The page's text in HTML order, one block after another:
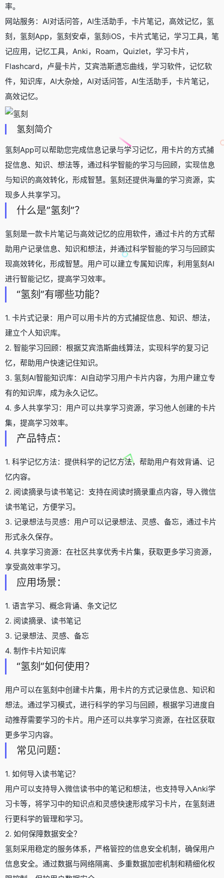
率。
网站服务：AI对话问答，AI生活助手，卡片笔记，高效记忆，氢
刻，氢刻App，氢刻安卓，氢刻iOS，卡片式笔记，学习工具，笔
记应用，记忆工具，Anki，Roam，Quizlet，学习卡片，
Flashcard，卢曼卡片，艾宾浩斯遗忘曲线，学习软件，记忆软
件，知识库，AI大杂烩，AI对话问答，AI生活助手，卡片笔记，
高效记忆。
氢刻简介
氢刻App可以帮助您完成信息记录与学习记忆，用卡片的方式捕
捉信息、知识、想法等，通过科学智能的学习与回顾，实现信息
与知识的高效转化，形成智慧。氢刻还提供海量的学习资源，实
现多人共享学习。
什么是”氢刻”？
氢刻是一款卡片笔记与高效记忆的应用软件，通过卡片的方式帮
助用户记录信息、知识和想法，并通过科学智能的学习与回顾实
现高效转化，形成智慧。用户可以建立专属知识库，利用氢刻AI
进行智能记忆，提高学习效率。
“氢刻”有哪些功能？
1. 卡片式记录：用户可以用卡片的方式捕捉信息、知识、想法，
建立个人知识库。
2. 智能学习回顾：根据艾宾浩斯曲线算法，实现科学的复习记
忆，帮助用户快速记住知识。
3. 氢刻AI智能知识库：AI自动学习用户卡片内容，为用户建立专
有的知识库，成为永久记忆。
4. 多人共享学习：用户可以共享学习资源，学习他人创建的卡片
集，提高学习效率。
产品特点：
1. 科学记忆方法：提供科学的记忆方法，帮助用户有效背诵、记
忆内容。
2. 阅读摘录与读书笔记：支持在阅读时摘录重点内容，导入微信
读书笔记，方便学习。
3. 记录想法与灵感：用户可以记录想法、灵感、备忘，通过卡片
形式永久保存。
4. 共享学习资源：在社区共享优秀卡片集，获取更多学习资源，
享受高效率学习。
应用场景：
1. 语言学习、概念背诵、条文记忆
2. 阅读摘录、读书笔记
3. 记录想法、灵感、备忘
4. 制作卡片知识库
“氢刻”如何使用？
用户可以在氢刻中创建卡片集，用卡片的方式记录信息、知识和
想法。通过学习模式，进行科学的学习与回顾，根据学习进度自
动推荐需要学习的卡片。用户还可以共享学习资源，在社区获取
更多学习内容。
常见问题：
1. 如何导入读书笔记？
用户可以支持导入微信读书中的笔记和想法，也支持导入Anki学
习卡等，将学习中的知识点和灵感快速形成学习卡片，在氢刻进
行更科学的管理和学习。
2. 如何保障数据安全？
氢刻采用稳定的服务体系，严格管控的信息安全机制，确保用户
信息安全。通过数据与网络隔离、多重数据加密机制和精细化权